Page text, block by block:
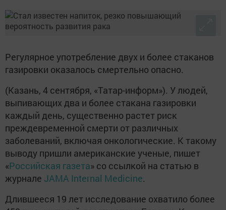
Регулярное употребление двух и более стаканов
газировки оказалось смертельно опасно.
(Казань, 4 сентября, «Татар-информ»). У людей,
выпивающих два и более стакана газировки
каждый день, существенно растет риск
преждевременной смерти от различных
заболеваний, включая онкологические. К такому
выводу пришли американские ученые, пишет
«Российская газета» со ссылкой на статью в
журнале JAMA Internal Medicine.
Длившееся 19 лет исследование охватило более